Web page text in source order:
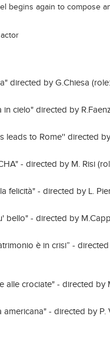
begins again to compose
directed by G.Chiesa
in cielo" directed by
leads to Rome'' directed
- directed by M. Risi
felicità" - directed by L.
bello" - directed by
è in crisi” -
alle crociate" - directed by
americana" - directed by P.